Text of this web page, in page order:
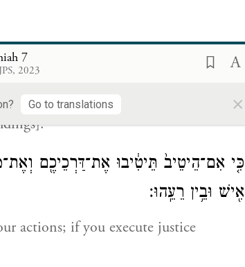
7
2023
Go to translations ×
אַל־תִּבְטְח֣וּ לָכֶ֔ם אֶל־דִּבְרֵ֥י הַשֶּׁ֖קֶר לֵאמֹ֑ר
הֵֽמָּה׃
“The Temple of G
כִּ֤י אִם־הֵיטֵיב֙ תֵּיטִ֔יבוּ אֶת־דַּרְכֵיכֶ֖ם
אִ֖ישׁ וּבֵ֥ין רֵעֵֽהוּ׃
actions; if you execute justice